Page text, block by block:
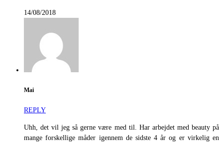
14/08/2018
Mai
REPLY
Uhh, det vil jeg så gerne være med til. Har arbejdet med beauty på
mange forskellige måder igennem de sidste 4 år og er virkelig en